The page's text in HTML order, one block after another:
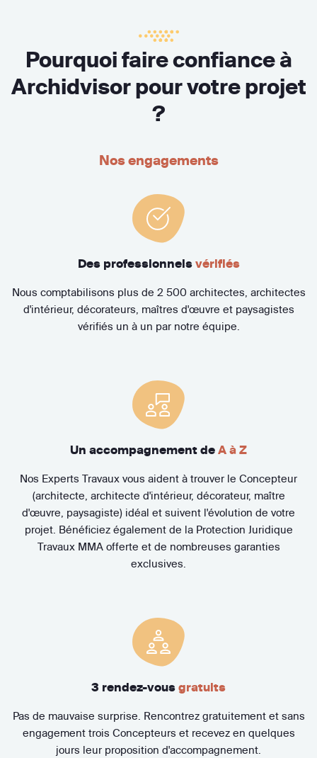
Pourquoi faire confiance à
Archidvisor pour votre projet
?
Nos engagements
Des professionnels vérifiés
Nous comptabilisons plus de 2 500 architectes, architectes
d'intérieur, décorateurs, maîtres d'œuvre et paysagistes
vérifiés un à un par notre équipe.
Un accompagnement de A à Z
Nos Experts Travaux vous aident à trouver le Concepteur
(architecte, architecte d'intérieur, décorateur, maître
d'œuvre, paysagiste) idéal et suivent l'évolution de votre
projet. Bénéficiez également de la Protection Juridique
Travaux MMA offerte et de nombreuses garanties
exclusives.
3 rendez-vous gratuits
Pas de mauvaise surprise. Rencontrez gratuitement et sans
engagement trois Concepteurs et recevez en quelques
jours leur proposition d'accompagnement.